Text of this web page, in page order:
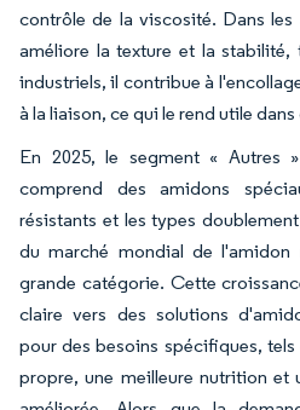
contrôle de la viscosité. Dans
améliore la texture et la stabilité,
industriels, il contribue à
à la liaison, ce qui le rend utile
En 2025, le segment « Autres
comprend des amidons
résistants et les types
du marché mondial de
grande catégorie. Cette
claire vers des solutions
pour des besoins spécifiques,
propre, une meilleure nutrition